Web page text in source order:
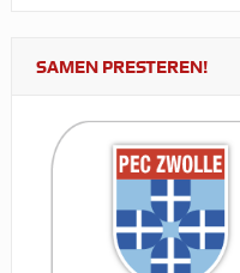
SAMEN PRESTEREN!